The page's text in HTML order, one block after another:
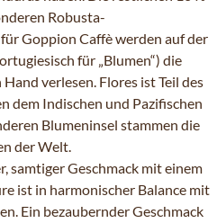
Robusta-
Goppion Caffè werden auf der
für „Blumen“) die
verlesen. Flores ist Teil des
dem Indischen und Pazifischen
Blumeninsel stammen die
der Welt.
samtiger Geschmack mit einem
ist in harmonischer Balance mit
Ein bezaubernder Geschmack